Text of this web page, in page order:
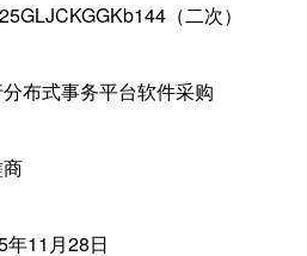
（二次）
布式事务平台软件采购
年11月28日